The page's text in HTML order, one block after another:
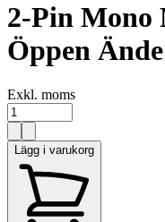
2-Pin Mono
Öppen
Exkl. moms
Lägg i varukorg